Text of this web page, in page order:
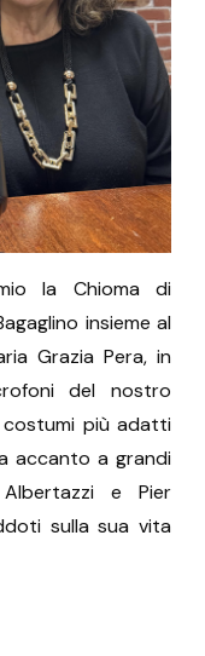
la Chioma di
insieme al
Grazia Pera, in
del nostro
più adatti
accanto a grandi
e Pier
sulla sua vita